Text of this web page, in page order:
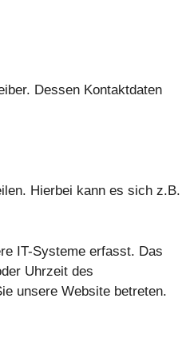
Dessen Kontaktdaten
Hierbei kann es sich z.B.
IT-Systeme erfasst. Das
Uhrzeit des
unsere Website betreten.